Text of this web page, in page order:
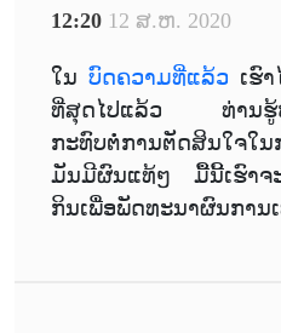
12:20 12 ສ.ຫ. 2020
ໃນ ບົດຄວາມທີ່ແລ້ວ ເຮົ
ທີ່ສຸດໄປແລ້ວ ທ່ານຮູ້ຫຼື
ກະທົບຕໍ່ການຕັດສິນໃຈໃນ
ມັນມີຜົນແທ້ໆ ມື້ນີ້ເຮົາຈະ
ກິນເພື່ອພັດທະນາຜົນກາ